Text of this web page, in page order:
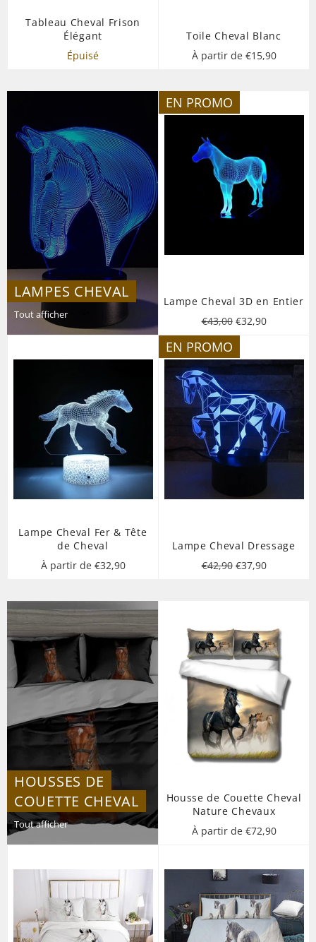
Tableau Cheval Frison
Élégant
Épuisé
Toile Cheval Blanc
À partir de €15,90
LAMPES CHEVAL
Tout afficher
Lampe Cheval 3D en Entier
Prix
régulier
€43,00 Prix
réduit
€32,90
EN PROMO
Lampe Cheval Fer & Tête
de Cheval
À partir de €32,90
Lampe Cheval Dressage
Prix
€42,90 Prix
€37,90
EN PROMO
HOUSSES DE
COUETTE CHEVAL
Tout afficher
Housse de Couette Cheval
Nature Chevaux
À partir de €72,90